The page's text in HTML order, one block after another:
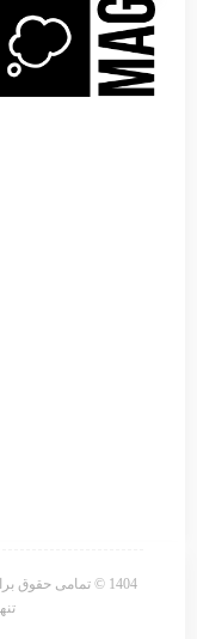
1404 © تمامی